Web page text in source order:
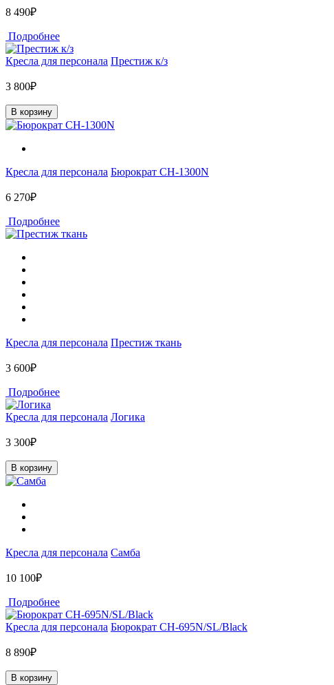
8 490₽
Подробнее
Кресла для персонала Престиж к/з
3 800₽
В корзину
Кресла для персонала Бюрократ CH-1300N
6 270₽
Подробнее
Кресла для персонала Престиж ткань
3 600₽
Подробнее
Кресла для персонала Логика
3 300₽
В корзину
Кресла для персонала Самба
10 100₽
Подробнее
Кресла для персонала Бюрократ CH-695N/SL/Black
8 890₽
В корзину